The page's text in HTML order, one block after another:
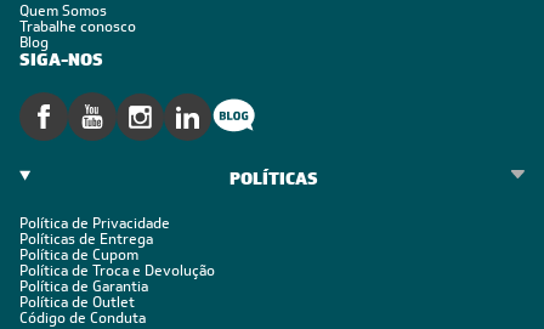
Quem Somos
Trabalhe conosco
Blog
SIGA-NOS
POLÍTICAS
Política de Privacidade
Políticas de Entrega
Política de Cupom
Política de Troca e Devolução
Política de Garantia
Política de Outlet
Código de Conduta